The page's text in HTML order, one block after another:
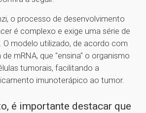
o processo de desenvolvimento
é complexo e exige uma série de
O modelo utilizado, de acordo com
de mRNA, que "ensina" o organismo
tumorais, facilitando a
imunoterápico ao tumor.
é importante destacar que